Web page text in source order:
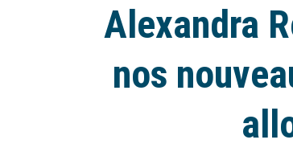
Alexandra
nos